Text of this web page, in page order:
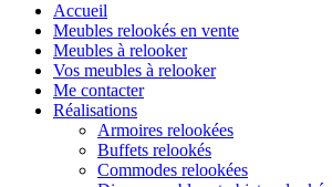
Accueil
Meubles relookés en vente
Meubles à relooker
Vos meubles à relooker
Me contacter
Réalisations
Armoires relookées
Buffets relookés
Commodes relookées